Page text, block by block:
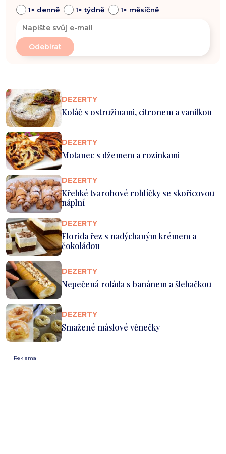
1× denně 1× týdně 1× měsíčně
DEZERTY
Koláč s ostružinami, citronem a vanilkou
DEZERTY
Motanec s džemem a rozinkami
DEZERTY
Křehké tvarohové rohlíčky se skořicovou
náplní
DEZERTY
Florida řez s nadýchaným krémem a
čokoládou
DEZERTY
Nepečená roláda s banánem a šlehačkou
DEZERTY
Smažené máslové věnečky
Reklama